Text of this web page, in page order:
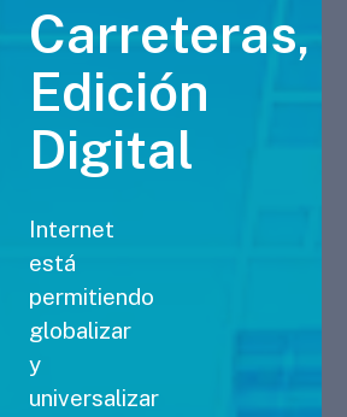
Carreteras,
Edición
Digital
Internet
está
permitiendo
globalizar
y
universalizar